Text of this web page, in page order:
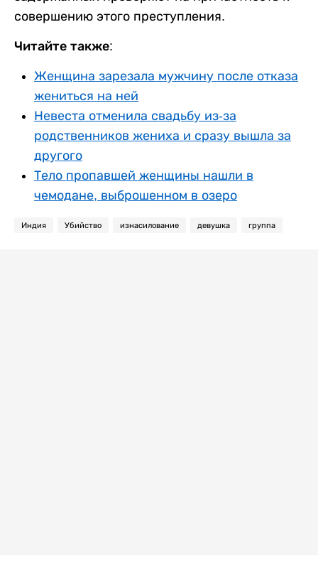
совершению этого преступления.
Читайте также:
Женщина зарезала мужчину после отказа
жениться на ней
Невеста отменила свадьбу из-за
родственников жениха и сразу вышла за
другого
Тело пропавшей женщины нашли в
чемодане, выброшенном в озеро
Индия Убийство изнасилование девушка группа